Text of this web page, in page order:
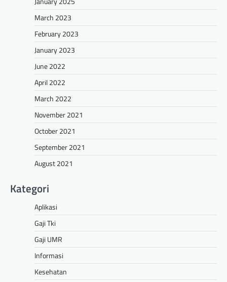
March 2023
February 2023
January 2023
June 2022
April 2022
March 2022
November 2021
October 2021
September 2021
August 2021
Kategori
Aplikasi
Gaji Tki
Gaji UMR
Informasi
Kesehatan